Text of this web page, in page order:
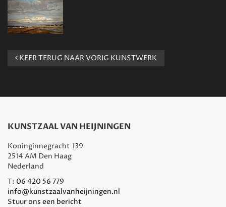
KEER TERUG NAAR VORIG KUNSTWERK
KUNSTZAAL VAN HEIJNINGEN
Koninginnegracht 139
2514 AM Den Haag
Nederland
T: 06 420 56 779
info@kunstzaalvanheijningen.nl
Stuur ons een bericht